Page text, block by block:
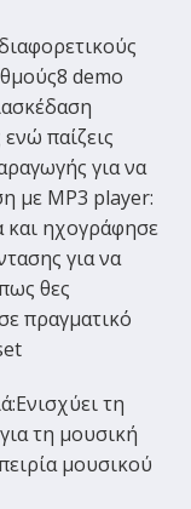
8 demo
παίζεις
για να
με MP3 player:
και ηχογράφησε
για να
θες
πραγματικό
Ενισχύει τη
τη μουσική
μουσικού